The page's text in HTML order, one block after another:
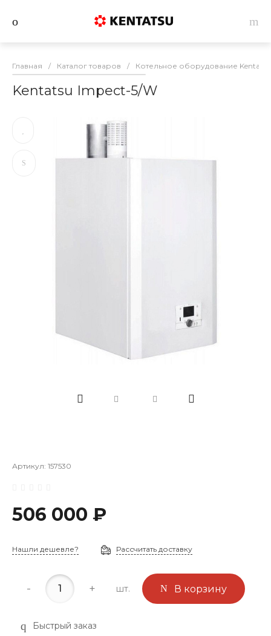
Главная / Каталог товаров / Котельное оборудование Kentatsu
Kentatsu Impect-5/W
Артикул: 157530
506 000 ₽
Нашли дешевле? Рассчитать доставку
- + шт. В корзину
Быстрый заказ